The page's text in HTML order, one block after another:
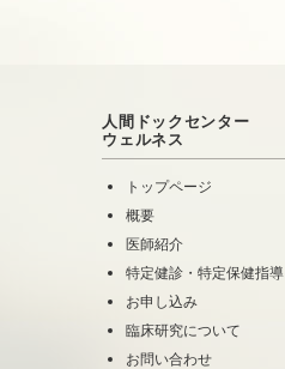
人間ドックセンター
ウェルネス
トップページ
概要
医師紹介
特定健診・特定保健指導
お申し込み
臨床研究について
お問い合わせ